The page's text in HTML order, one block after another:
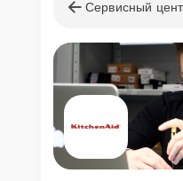
запчастей
Для всех клиентов
цены. Конечная стоимость
коем случае не может
навязывает клиентам
предусматривает скрытые
стоимость ремонта можно с
Скорость
Сервисный